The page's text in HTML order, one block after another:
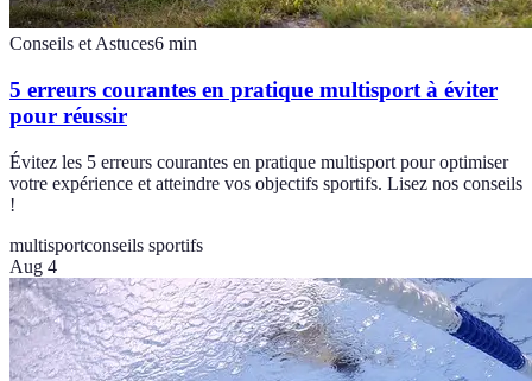
Conseils et Astuces6 min
5 erreurs courantes en pratique multisport à éviter
pour réussir
Évitez les 5 erreurs courantes en pratique multisport pour optimiser
votre expérience et atteindre vos objectifs sportifs. Lisez nos conseils
!
multisportconseils sportifs
Aug 4